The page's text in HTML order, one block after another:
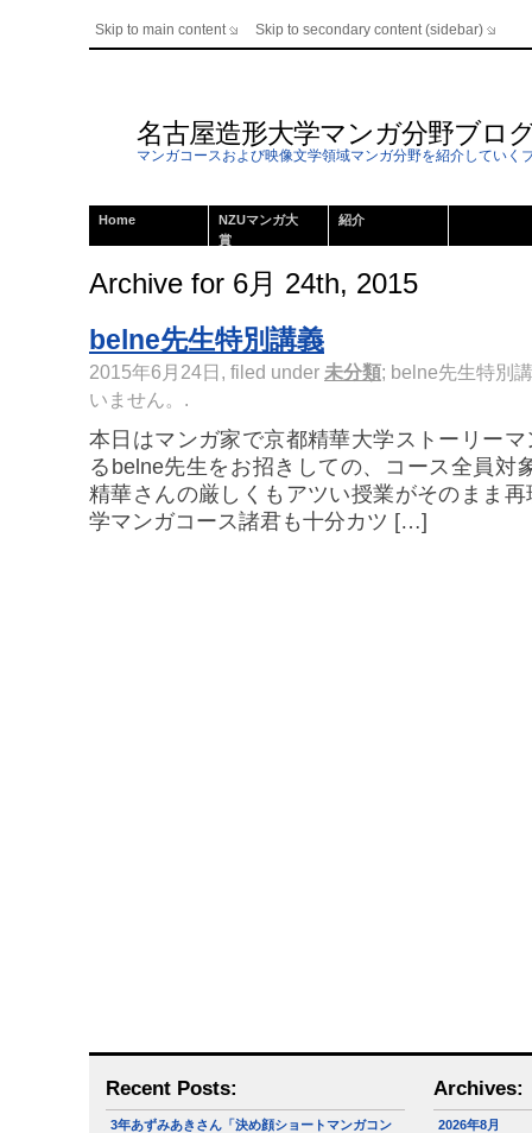
Skip to main content Skip to secondary content (sidebar)
名古屋造形大学マンガ分野ブロ
マンガコースおよび映像文学領域マンガ分野を紹介していく
Home
NZUマンガ大
賞
紹介
Archive for 6月 24th, 2015
belne先生特別講義
2015年6月24日, filed under 未分類; belne先生特別
いません。 .
本日はマンガ家で京都精華大学ストーリー
るbelne先生をお招きしての、コース全員対
精華さんの厳しくもアツい授業がそのまま
学マンガコース諸君も十分カツ […]
Recent Posts:
3年あずみあきさん「決め顔ショートマンガコン
Archives:
2026年8月